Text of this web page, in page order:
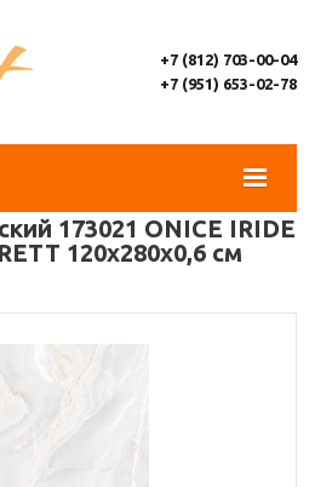
+7 (812) 703-00-04
+7 (951) 653-02-78
173021 ONICE IRIDE
120х280х0,6 см